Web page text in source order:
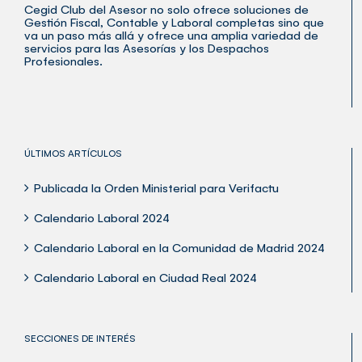
Cegid Club del Asesor no solo ofrece soluciones de
Gestión Fiscal, Contable y Laboral completas sino que
va un paso más allá y ofrece una amplia variedad de
servicios para las Asesorías y los Despachos
Profesionales.
ÚLTIMOS ARTÍCULOS
Publicada la Orden Ministerial para Verifactu
Calendario Laboral 2024
Calendario Laboral en la Comunidad de Madrid 2024
Calendario Laboral en Ciudad Real 2024
SECCIONES DE INTERÉS